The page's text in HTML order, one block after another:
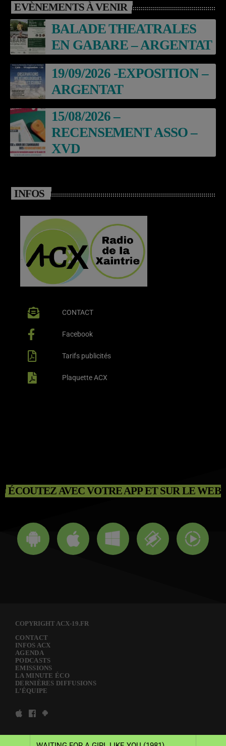
EVÈNEMENTS À VENIR
BALADE THEATRALES
EN GABARE – ARGENTAT
19/09/2026 -EXPOSITION –
ARGENTAT
15/08/2026 –
RECENSEMENT ASSO –
XVD
INFOS
CONTACT
Facebook
Tarifs publicités
Plaquette ACX
ÉCOUTEZ AVEC VOTRE APP ET SUR LE WEB
COPYRIGHT ACX-19.FR
CONTACT
INFOS ACX
AGENDA
PODCASTS
EMISSIONS
LA MINUTE ÉCO
DERNIÈRES DIFFUSIONS
L’ÉQUIPE